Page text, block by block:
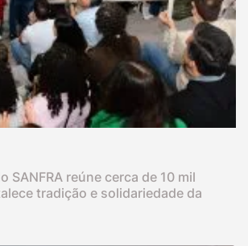
SANFRA reúne cerca de 10 mil
tradição e solidariedade da